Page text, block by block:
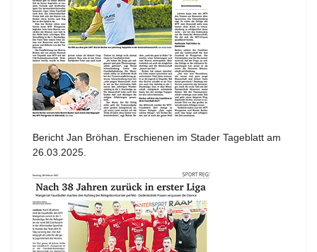
Bericht Jan Bröhan. Erschienen im Stader Tageblatt am
26.03.2025.